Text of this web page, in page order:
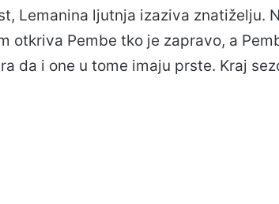
Lemanina ljutnja izaziva znatiželju.
otkriva Pembe tko je zapravo, a
da i one u tome imaju prste. Kraj